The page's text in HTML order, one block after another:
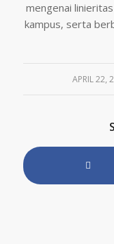
mengenai
kampus, serta
APRIL 22,
/